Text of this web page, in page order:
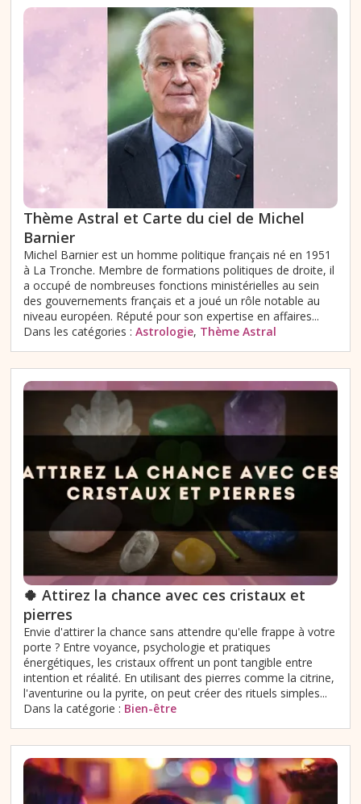
Thème Astral et Carte du ciel de Michel
Barnier
Michel Barnier est un homme politique français né en 1951
à La Tronche. Membre de formations politiques de droite, il
a occupé de nombreuses fonctions ministérielles au sein
des gouvernements français et a joué un rôle notable au
niveau européen. Réputé pour son expertise en affaires...
Dans les catégories : Astrologie, Thème Astral
🍀 Attirez la chance avec ces cristaux et
pierres
Envie d'attirer la chance sans attendre qu'elle frappe à votre
porte ? Entre voyance, psychologie et pratiques
énergétiques, les cristaux offrent un pont tangible entre
intention et réalité. En utilisant des pierres comme la citrine,
l'aventurine ou la pyrite, on peut créer des rituels simples...
Dans la catégorie : Bien-être